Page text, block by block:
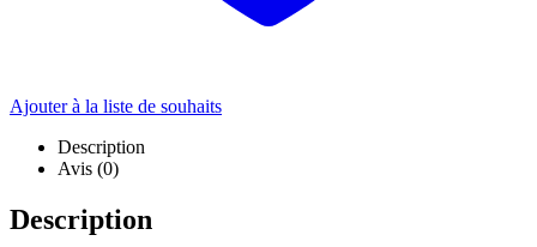
Ajouter à la liste de souhaits
Description
Avis (0)
Description